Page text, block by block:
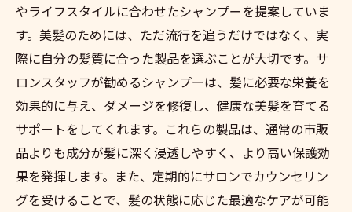
やライフスタイルに合わせたシャンプーを提案していま
す。美髪のためには、ただ流行を追うだけではなく、実
際に自分の髪質に合った製品を選ぶことが大切です。サ
ロンスタッフが勧めるシャンプーは、髪に必要な栄養を
効果的に与え、ダメージを修復し、健康な美髪を育てる
サポートをしてくれます。これらの製品は、通常の市販
品よりも成分が髪に深く浸透しやすく、より高い保護効
果を発揮します。また、定期的にサロンでカウンセリン
グを受けることで、髪の状態に応じた最適なケアが可能